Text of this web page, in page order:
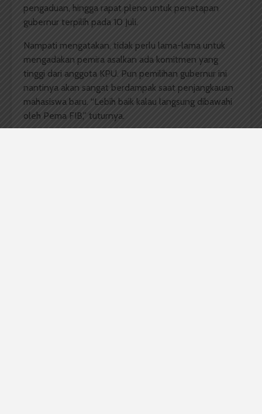
pengaduan, hingga rapat pleno untuk penetapan
gubernur terpilih pada 10 Juli.
Nampati mengatakan, tidak perlu lama-lama untuk
mengadakan pemira asalkan ada komitmen yang
tinggi dari anggota KPU. Pun pemilihan gubernur ini
nantinya akan sangat berdampak saat penjangkauan
mahasiswa baru. “Lebih baik kalau langsung dibawahi
oleh Pema FIB,” tuturnya.